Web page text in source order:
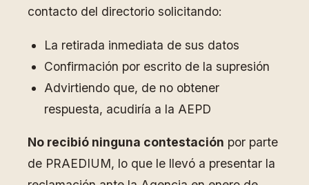
contacto del directorio solicitando:
La retirada inmediata de sus datos
Confirmación por escrito de la supresión
Advirtiendo que, de no obtener
respuesta, acudiría a la AEPD
No recibió ninguna contestación por parte
de PRAEDIUM, lo que le llevó a presentar la